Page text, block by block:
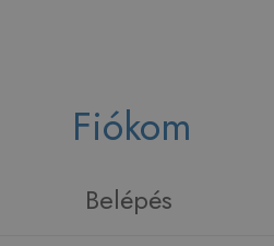
Fiókom
Belépés